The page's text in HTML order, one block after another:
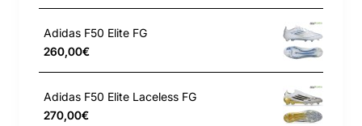
Adidas F50 Elite FG
260,00€
Adidas F50 Elite Laceless FG
270,00€